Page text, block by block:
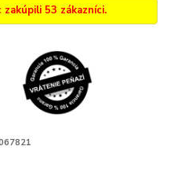
53 zákazníci.